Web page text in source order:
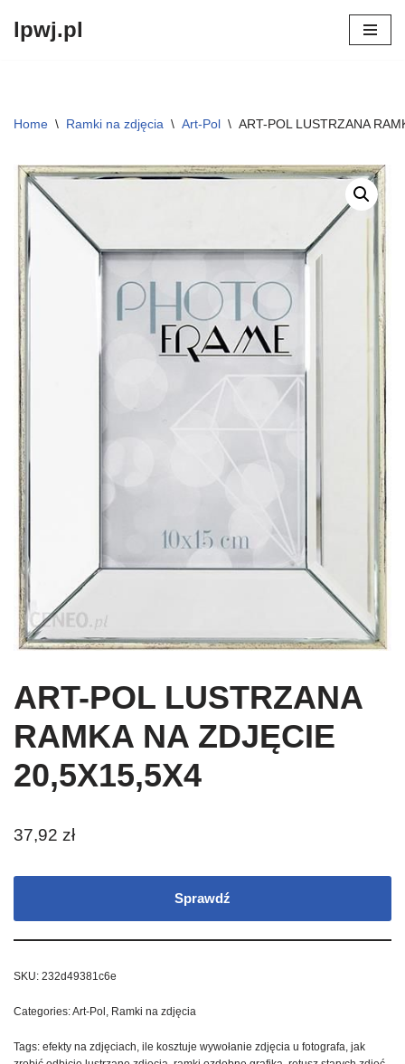
lpwj.pl
Home \ Ramki na zdjęcia \ Art-Pol \ ART-POL LUSTRZANA
ART-POL LUSTRZANA
RAMKA NA ZDJĘCIE
20,5X15,5X4
37,92 zł
Sprawdź
SKU: 232d49381c6e
Categories:Art-Pol , Ramki na zdjęcia
Tags: efekty na zdjęciach, ile kosztuje wywołanie zdjęcia u fotografa, jak